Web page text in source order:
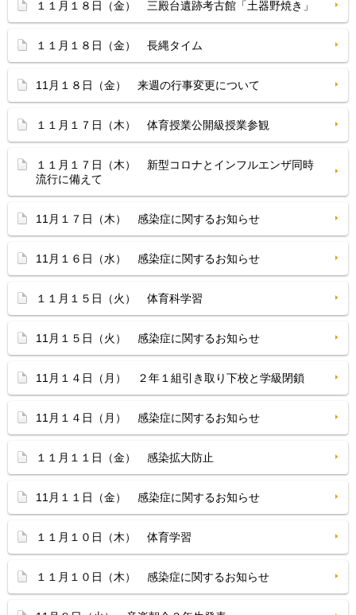
１１月１８日（金） 三殿台遺跡考古館「土器野焼き」
１１月１８日（金） 長縄タイム
11月１８日（金） 来週の行事変更について
１１月１７日（木） 体育授業公開級授業参観
１１月１７日（木） 新型コロナとインフルエンザ同時
流行に備えて
11月１７日（木） 感染症に関するお知らせ
11月１６日（水） 感染症に関するお知らせ
１１月１５日（火） 体育科学習
11月１５日（火） 感染症に関するお知らせ
11月１４日（月） ２年１組引き取り下校と学級閉鎖
11月１４日（月） 感染症に関するお知らせ
１１月１１日（金） 感染拡大防止
11月１１日（金） 感染症に関するお知らせ
１１月１０日（木） 体育学習
１１月１０日（木） 感染症に関するお知らせ